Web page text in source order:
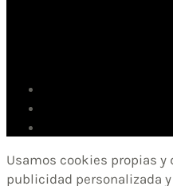
Usamos cookies propias y
publicidad personalizada